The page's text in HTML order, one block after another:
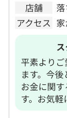
店舗
アクセス
平素より
ます。今
お金に関
す。お気軽